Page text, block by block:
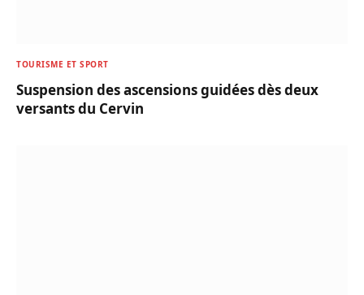
TOURISME ET SPORT
Suspension des ascensions guidées dès deux
versants du Cervin